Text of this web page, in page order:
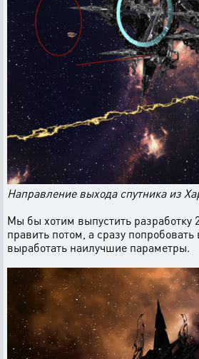
Направление выхода спутника из
Мы бы хотим выпустить разработку
править потом, а сразу
выработать наилучшие параметры.